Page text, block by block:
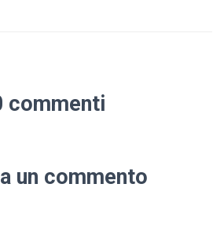
commenti
un commento